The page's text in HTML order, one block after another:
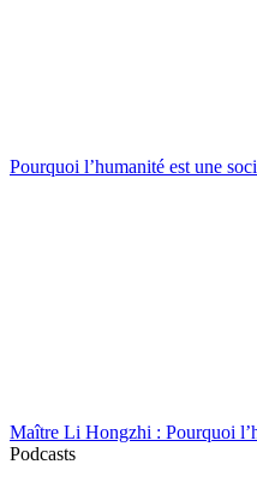
Pourquoi l’humanité est une
Maître Li Hongzhi : Pourquoi
Podcasts